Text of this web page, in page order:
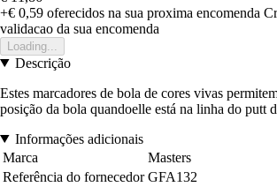
+€ 0,59 oferecidos na sua proxima encomenda
validacao da sua encomenda
Loading...
Descrição
Estes marcadores de bola de cores vivas
posição da bola quandoelle está na linha do putt
Informações adicionais
Marca
Masters
Referência do fornecedor GFA132